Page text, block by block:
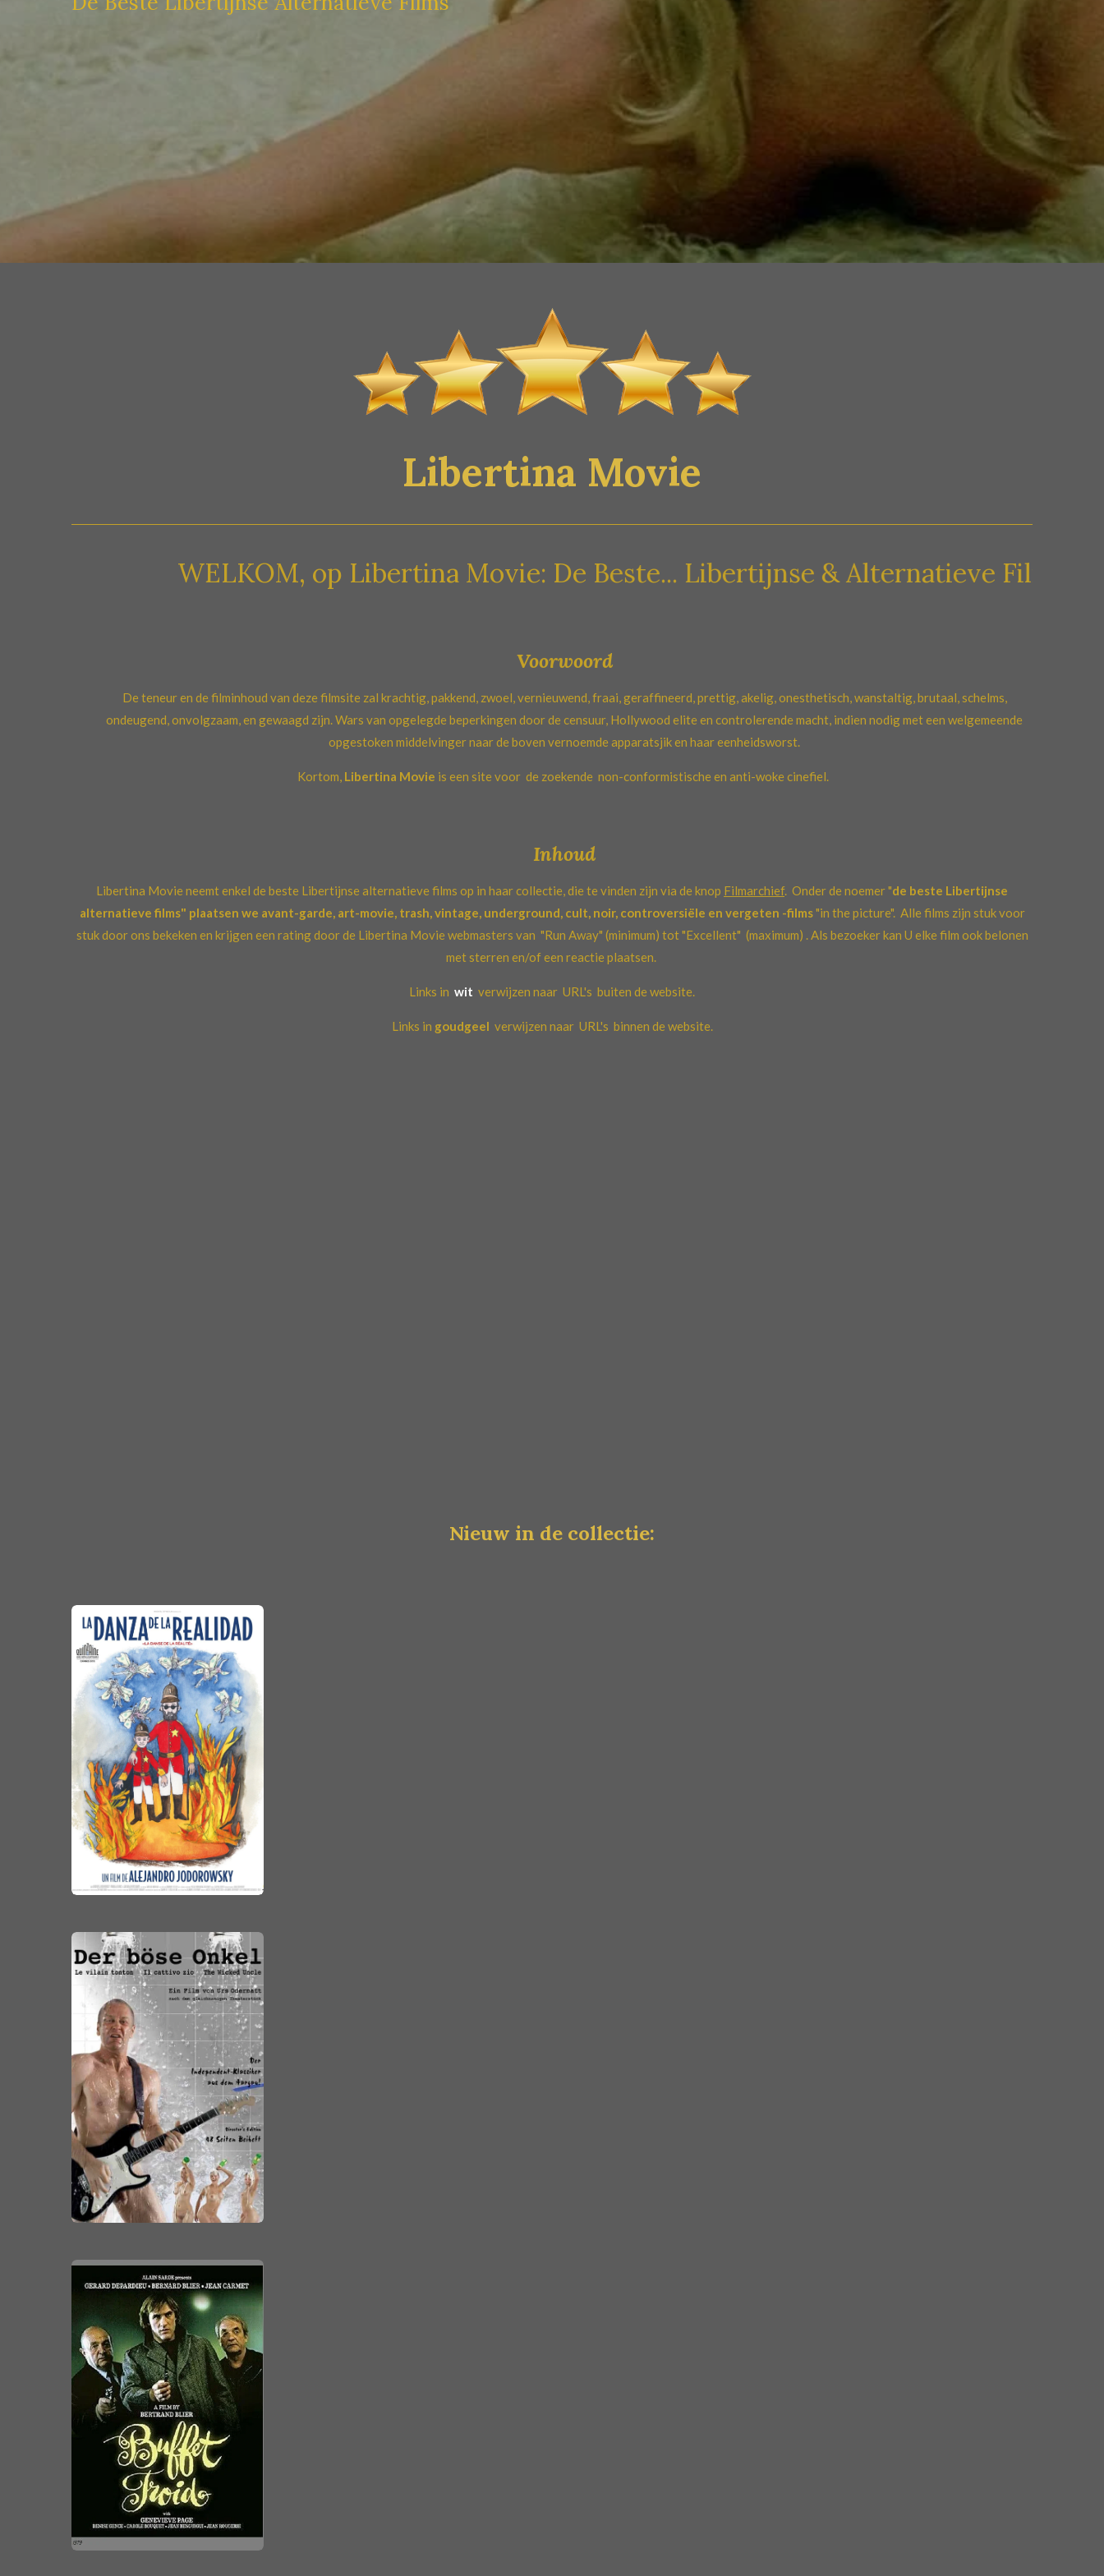
Libertina Movie
WELKOM, op Libertina Movie: De Beste... Libertijnse & Alternatieve Films.
Voorwoord
De teneur en de filminhoud van deze filmsite zal krachtig, pakkend, zwoel, vernieuwend, fraai, geraffineerd, prettig, akelig, onesthetisch, wanstaltig, brutaal, schelms,
ondeugend, onvolgzaam, en gewaagd zijn. Wars van opgelegde beperkingen door de censuur, Hollywood elite en controlerende macht, indien nodig met een welgemeende
opgestoken middelvinger naar de boven vernoemde apparatsjik en haar eenheidsworst.
Kortom, Libertina Movie is een site voor de zoekende non-conformistische en anti-woke cinefiel.
Inhoud
Libertina Movie neemt enkel de beste Libertijnse alternatieve films op in haar collectie, die te vinden zijn via de knop Filmarchief. Onder de noemer "de beste Libertijnse
alternatieve films" plaatsen we avant-garde, art-movie, trash, vintage, underground, cult, noir, controversiële en vergeten -films"in the picture". Alle films zijn stuk voor
stuk door ons bekeken en krijgen een rating door de Libertina Movie webmasters van "Run Away" (minimum) tot "Excellent" (maximum) . Als bezoeker kan U elke film ook belonen
met sterren en/of een reactie plaatsen.
Links in wit verwijzen naar URL's buiten de website.
Links in goudgeel verwijzen naar URL's binnen de website.
Nieuw in de collectie: